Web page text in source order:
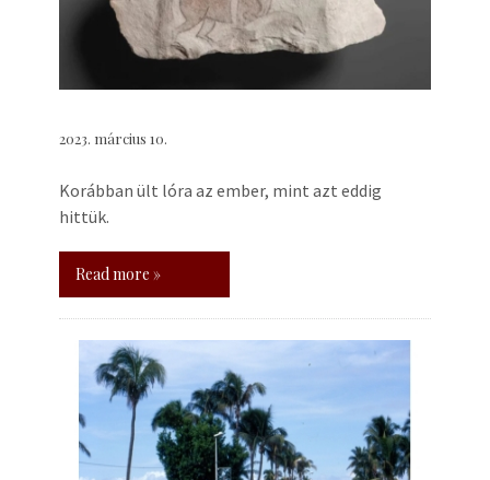
2023. március 10.
Korábban ült lóra az ember, mint azt eddig
hittük.
Read more »